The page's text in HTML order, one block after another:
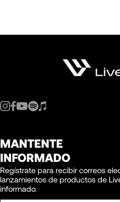
MANTENTE
INFORMADO
Regístrate para recibir correos
lanzamientos de productos de
informado.